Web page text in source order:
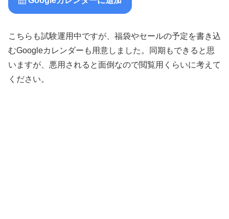
こちらも試験運用中ですが、福袋やセールの予定を書き込
むGoogleカレンダーも用意しました。同期もできると思
いますが、悪用されると面倒なので閲覧用くらいに考えて
ください。